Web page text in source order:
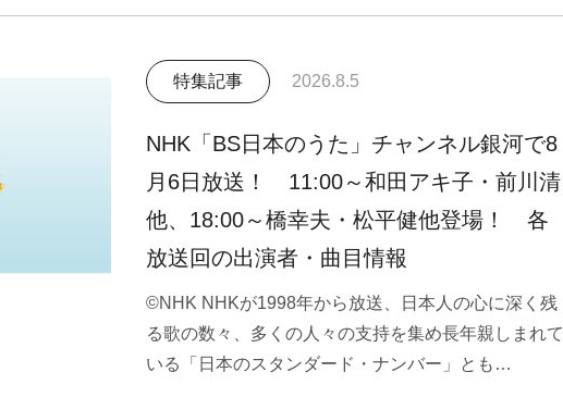
特集記事 2026.8.5
NHK「BS日本のうた」チャンネル銀河で8
月6日放送！ 11:00～和田アキ子・前川清
他、18:00～橋幸夫・松平健他登場！ 各
放送回の出演者・曲目情報
©NHK NHKが1998年から放送、日本人の心に深く残
る歌の数々、多くの人々の支持を集め長年親しまれて
いる「日本のスタンダード・ナンバー」とも…